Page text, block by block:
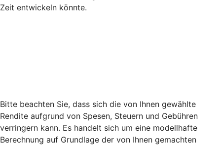
Zeit entwickeln könnte.
Bitte beachten Sie, dass sich die von Ihnen gewählte
Rendite aufgrund von Spesen, Steuern und Gebühren
verringern kann. Es handelt sich um eine modellhafte
Berechnung auf Grundlage der von Ihnen gemachten